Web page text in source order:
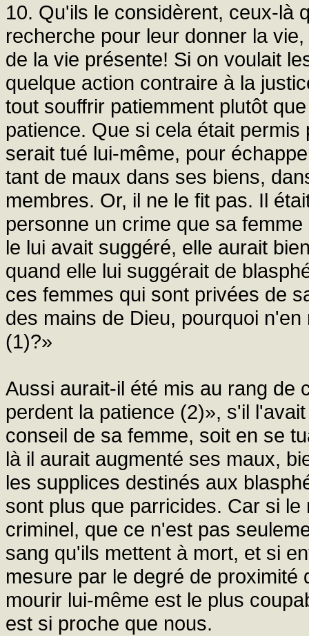
10. Qu'ils le considèrent, ceux-là
recherche pour leur donner la
de la vie présente! Si on voulait
quelque action contraire à la
tout souffrir patiemment plutôt
patience. Que si cela était
serait tué lui-même, pour
tant de maux dans ses biens,
membres. Or, il ne le fit pas. Il
personne un crime que sa
le lui avait suggéré, elle aurait
quand elle lui suggérait de
ces femmes qui sont privées de
des mains de Dieu, pourquoi
(1)?»
Aussi aurait-il été mis au rang de
perdent la patience (2)», s'il
conseil de sa femme, soit en se
là il aurait augmenté ses maux,
les supplices destinés aux
sont plus que parricides. Car si
criminel, que ce n'est pas
sang qu'ils mettent à mort, et si
mesure par le degré de proximité
mourir lui-même est le plus
est si proche que nous.